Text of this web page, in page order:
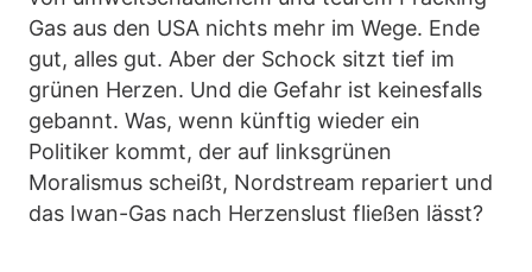
Gas aus den USA nichts mehr im Wege. Ende
gut, alles gut. Aber der Schock sitzt tief im
grünen Herzen. Und die Gefahr ist keinesfalls
gebannt. Was, wenn künftig wieder ein
Politiker kommt, der auf linksgrünen
Moralismus scheißt, Nordstream repariert und
das Iwan-Gas nach Herzenslust fließen lässt?